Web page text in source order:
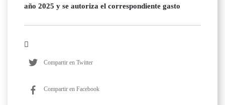
año 2025 y se autoriza el correspondiente gasto
Compartir en Twitter
Compartir en Facebook